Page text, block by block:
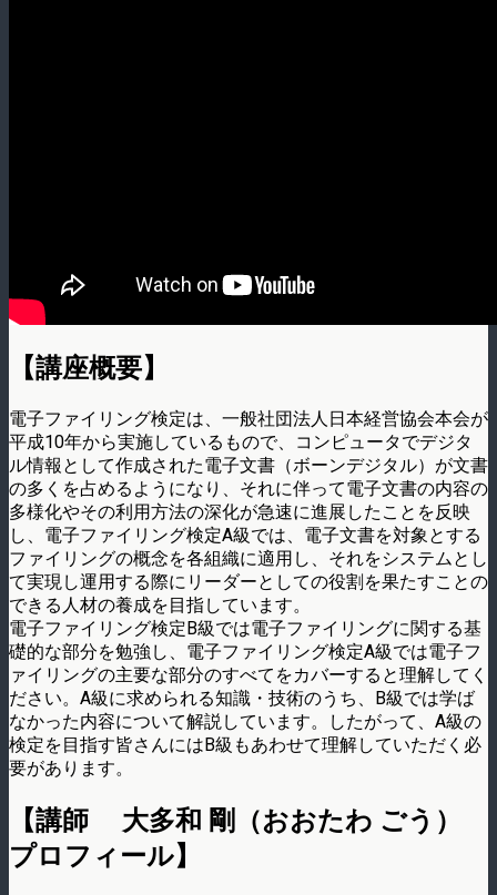
【講座概要】
電子ファイリング検定は、一般社団法人日本経営協会本会が
平成10年から実施しているもので、コンピュータでデジタ
ル情報として作成された電子文書（ボーンデジタル）が文書
の多くを占めるようになり、それに伴って電子文書の内容の
多様化やその利用方法の深化が急速に進展したことを反映
し、電子ファイリング検定A級では、電子文書を対象とする
ファイリングの概念を各組織に適用し、それをシステムとし
て実現し運用する際にリーダーとしての役割を果たすことの
できる人材の養成を目指しています。
電子ファイリング検定B級では電子ファイリングに関する基
礎的な部分を勉強し、電子ファイリング検定A級では電子フ
ァイリングの主要な部分のすべてをカバーすると理解してく
ださい。A級に求められる知識・技術のうち、B級では学ば
なかった内容について解説しています。したがって、A級の
検定を目指す皆さんにはB級もあわせて理解していただく必
要があります。
【講師 大多和 剛（おおたわ ごう）
プロフィール】